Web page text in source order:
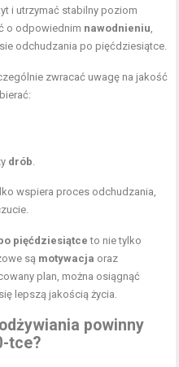
i utrzymać stabilny poziom
o odpowiednim nawodnieniu,
odchudzania po pięćdziesiątce.
zwracać uwagę na jakość
drób.
wspiera proces odchudzania,
pięćdziesiątce to nie tylko
są motywacja oraz
plan, można osiągnąć
lepszą jakością życia.
powinny
tce?